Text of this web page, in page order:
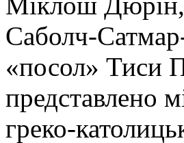
Саболч-
«посол» Тиси
представлено
греко-